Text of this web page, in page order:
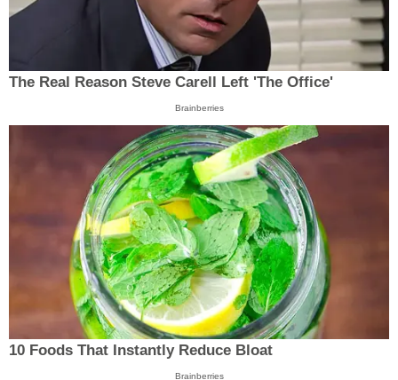
The Real Reason Steve Carell Left 'The Office'
Brainberries
10 Foods That Instantly Reduce Bloat
Brainberries